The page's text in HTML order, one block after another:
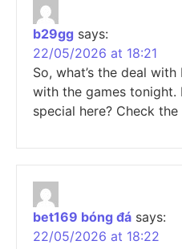
b29gg says:
22/05/2026 at 18:21
So, what’s the deal
with the games tonight.
special here? Check the
bet169 bóng đá says:
22/05/2026 at 18:22